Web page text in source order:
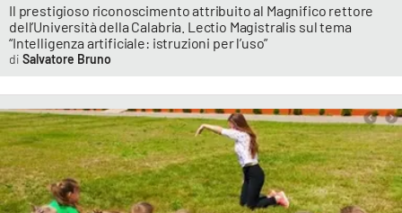
Il prestigioso riconoscimento attribuito al Magnifico rettore
dell’Università della Calabria. Lectio Magistralis sul tema
“Intelligenza artificiale: istruzioni per l’uso”
Salvatore Bruno